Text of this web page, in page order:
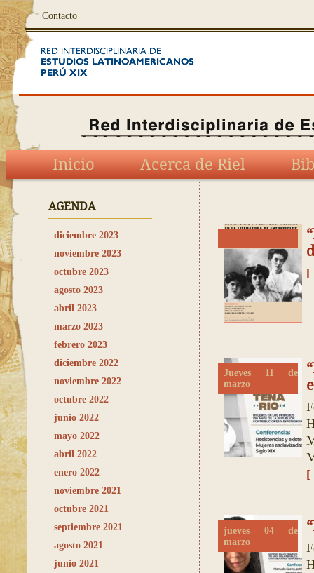
Contacto
Inicio Acerca de Riel
AGENDA
diciembre 2023
noviembre 2023
octubre 2023
agosto 2023
abril 2023
marzo 2023
febrero 2023
diciembre 2022
noviembre 2022
octubre 2022
junio 2022
mayo 2022
abril 2022
enero 2022
noviembre 2021
octubre 2021
septiembre 2021
agosto 2021
junio 2021
[
Jueves 11 de
marzo
[
jueves 04 de
marzo